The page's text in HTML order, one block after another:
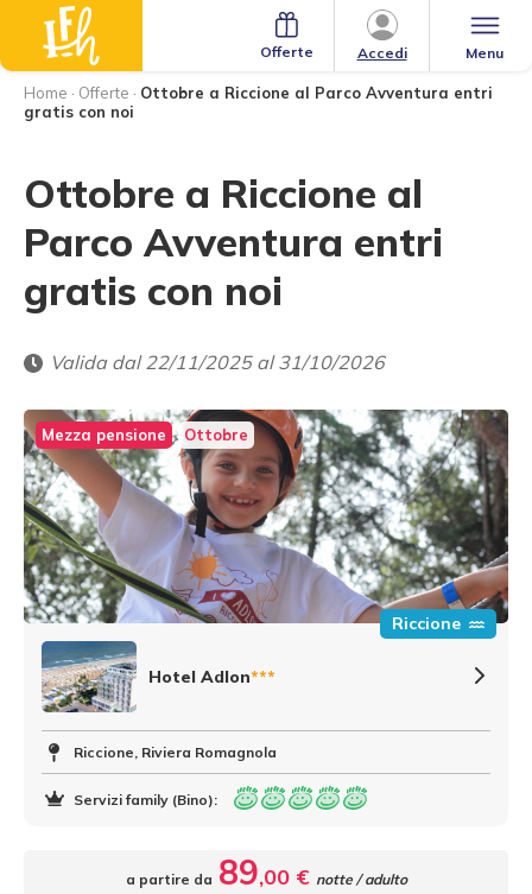
Menu
Accedi
Offerte
Home · Offerte · Ottobre a Riccione al Parco Avventura entri
gratis con noi
Ottobre a Riccione al
Parco Avventura entri
gratis con noi
Valida dal 22/11/2025 al 31/10/2026
Mezza pensione Ottobre
Riccione
Hotel Adlon***
Riccione, Riviera Romagnola
Servizi family (Bino):
a partire da 89,00 € notte / adulto